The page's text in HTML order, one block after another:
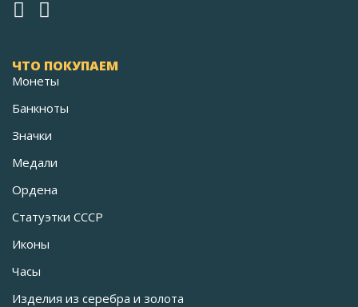
ЧТО ПОКУПАЕМ
Монеты
Банкноты
Значки
Медали
Ордена
Статуэтки СССР
Иконы
Часы
Изделия из серебра и золота